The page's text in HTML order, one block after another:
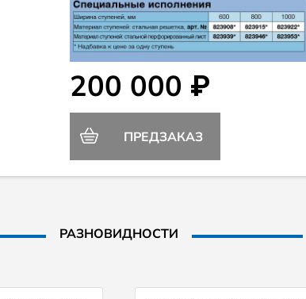
200 000 ₽
ПРЕДЗАКАЗ
РАЗНОВИДНОСТИ